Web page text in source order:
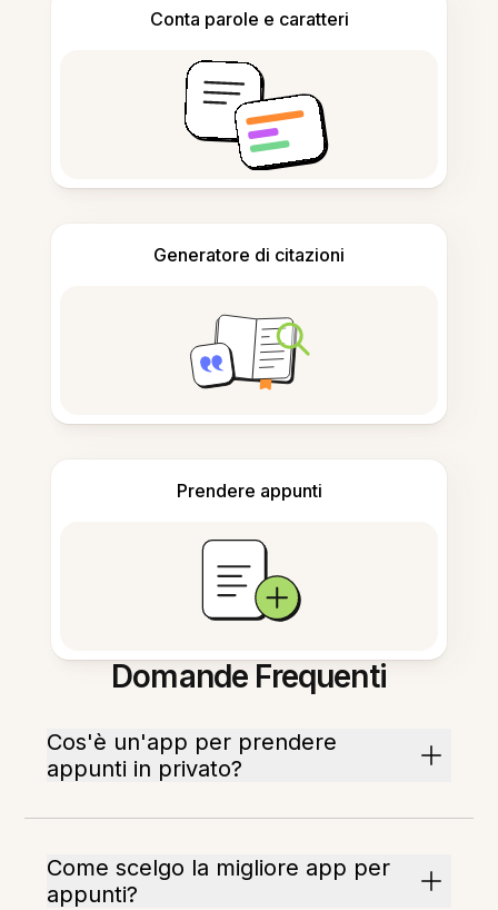
Conta parole e caratteri
Generatore di citazioni
Prendere appunti
Domande Frequenti
Cos'è un'app per prendere
appunti in privato?
Come scelgo la migliore app per
appunti?